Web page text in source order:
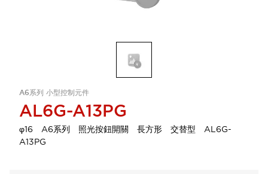
A6系列 小型控制元件
AL6G-A13PG
φ16 A6系列 照光按鈕開關 長方形 交替型 AL6G-
A13PG